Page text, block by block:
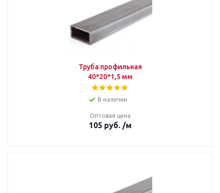
Труба профильная
40*20*1,5 мм
В наличии
Оптовая цена
105 руб. /м